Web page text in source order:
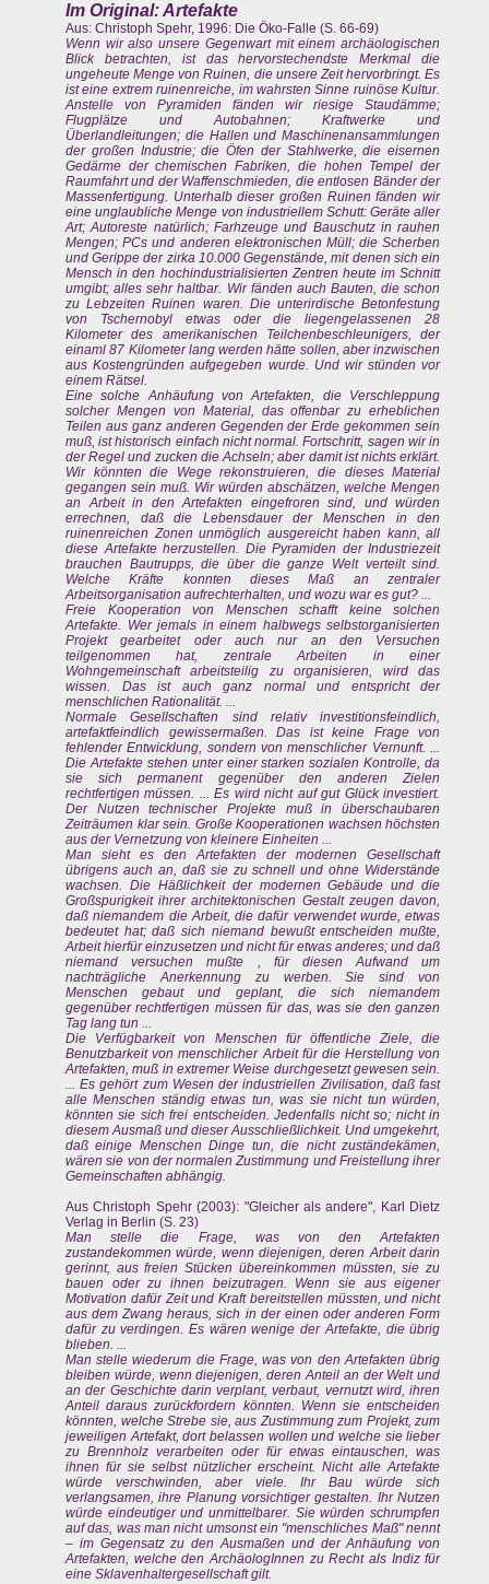
Im Original: Artefakte
Aus: Christoph Spehr, 1996: Die Öko-Falle (S. 66-69)
Wenn wir also unsere Gegenwart mit einem archäologischen
Blick betrachten, ist das hervorstechendste Merkmal die
ungeheute Menge von Ruinen, die unsere Zeit hervorbringt. Es
ist eine extrem ruinenreiche, im wahrsten Sinne ruinöse Kultur.
Anstelle von Pyramiden fänden wir riesige Staudämme;
Flugplätze und Autobahnen; Kraftwerke und
Überlandleitungen; die Hallen und Maschinenansammlungen
der großen Industrie; die Öfen der Stahlwerke, die eisernen
Gedärme der chemischen Fabriken, die hohen Tempel der
Raumfahrt und der Waffenschmieden, die entlosen Bänder der
Massenfertigung. Unterhalb dieser großen Ruinen fänden wir
eine unglaubliche Menge von industriellem Schutt: Geräte aller
Art; Autoreste natürlich; Farhzeuge und Bauschutz in rauhen
Mengen; PCs und anderen elektronischen Müll; die Scherben
und Gerippe der zirka 10.000 Gegenstände, mit denen sich ein
Mensch in den hochindustrialisierten Zentren heute im Schnitt
umgibt; alles sehr haltbar. Wir fänden auch Bauten, die schon
zu Lebzeiten Ruinen waren. Die unterirdische Betonfestung
von Tschernobyl etwas oder die liegengelassenen 28
Kilometer des amerikanischen Teilchenbeschleunigers, der
einaml 87 Kilometer lang werden hätte sollen, aber inzwischen
aus Kostengründen aufgegeben wurde. Und wir stünden vor
einem Rätsel.
Eine solche Anhäufung von Artefakten, die Verschleppung
solcher Mengen von Material, das offenbar zu erheblichen
Teilen aus ganz anderen Gegenden der Erde gekommen sein
muß, ist historisch einfach nicht normal. Fortschritt, sagen wir in
der Regel und zucken die Achseln; aber damit ist nichts erklärt.
Wir könnten die Wege rekonstruieren, die dieses Material
gegangen sein muß. Wir würden abschätzen, welche Mengen
an Arbeit in den Artefakten eingefroren sind, und würden
errechnen, daß die Lebensdauer der Menschen in den
ruinenreichen Zonen unmöglich ausgereicht haben kann, all
diese Artefakte herzustellen. Die Pyramiden der Industriezeit
brauchen Bautrupps, die über die ganze Welt verteilt sind.
Welche Kräfte konnten dieses Maß an zentraler
Arbeitsorganisation aufrechterhalten, und wozu war es gut? ...
Freie Kooperation von Menschen schafft keine solchen
Artefakte. Wer jemals in einem halbwegs selbstorganisierten
Projekt gearbeitet oder auch nur an den Versuchen
teilgenommen hat, zentrale Arbeiten in einer
Wohngemeinschaft arbeitsteilig zu organisieren, wird das
wissen. Das ist auch ganz normal und entspricht der
menschlichen Rationalität. ...
Normale Gesellschaften sind relativ investitionsfeindlich,
artefaktfeindlich gewissermaßen. Das ist keine Frage von
fehlender Entwicklung, sondern von menschlicher Vernunft. ...
Die Artefakte stehen unter einer starken sozialen Kontrolle, da
sie sich permanent gegenüber den anderen Zielen
rechtfertigen müssen. ... Es wird nicht auf gut Glück investiert.
Der Nutzen technischer Projekte muß in überschaubaren
Zeiträumen klar sein. Große Kooperationen wachsen höchsten
aus der Vernetzung von kleinere Einheiten ...
Man sieht es den Artefakten der modernen Gesellschaft
übrigens auch an, daß sie zu schnell und ohne Widerstände
wachsen. Die Häßlichkeit der modernen Gebäude und die
Großspurigkeit ihrer architektonischen Gestalt zeugen davon,
daß niemandem die Arbeit, die dafür verwendet wurde, etwas
bedeutet hat; daß sich niemand bewußt entscheiden mußte,
Arbeit hierfür einzusetzen und nicht für etwas anderes; und daß
niemand versuchen mußte , für diesen Aufwand um
nachträgliche Anerkennung zu werben. Sie sind von
Menschen gebaut und geplant, die sich niemandem
gegenüber rechtfertigen müssen für das, was sie den ganzen
Tag lang tun ...
Die Verfügbarkeit von Menschen für öffentliche Ziele, die
Benutzbarkeit von menschlicher Arbeit für die Herstellung von
Artefakten, muß in extremer Weise durchgesetzt gewesen sein.
... Es gehört zum Wesen der industriellen Zivilisation, daß fast
alle Menschen ständig etwas tun, was sie nicht tun würden,
könnten sie sich frei entscheiden. Jedenfalls nicht so; nicht in
diesem Ausmaß und dieser Ausschließlichkeit. Und umgekehrt,
daß einige Menschen Dinge tun, die nicht zuständekämen,
wären sie von der normalen Zustimmung und Freistellung ihrer
Gemeinschaften abhängig.
Aus Christoph Spehr (2003): "Gleicher als andere", Karl Dietz
Verlag in Berlin (S. 23)
Man stelle die Frage, was von den Artefakten
zustandekommen würde, wenn diejenigen, deren Arbeit darin
gerinnt, aus freien Stücken übereinkommen müssten, sie zu
bauen oder zu ihnen beizutragen. Wenn sie aus eigener
Motivation dafür Zeit und Kraft bereitstellen müssten, und nicht
aus dem Zwang heraus, sich in der einen oder anderen Form
dafür zu verdingen. Es wären wenige der Artefakte, die übrig
blieben. ...
Man stelle wiederum die Frage, was von den Artefakten übrig
bleiben würde, wenn diejenigen, deren Anteil an der Welt und
an der Geschichte darin verplant, verbaut, vernutzt wird, ihren
Anteil daraus zurückfordern könnten. Wenn sie entscheiden
könnten, welche Strebe sie, aus Zustimmung zum Projekt, zum
jeweiligen Artefakt, dort belassen wollen und welche sie lieber
zu Brennholz verarbeiten oder für etwas eintauschen, was
ihnen für sie selbst nützlicher erscheint. Nicht alle Artefakte
würde verschwinden, aber viele. Ihr Bau würde sich
verlangsamen, ihre Planung vorsichtiger gestalten. Ihr Nutzen
würde eindeutiger und unmittelbarer. Sie würden schrumpfen
auf das, was man nicht umsonst ein "menschliches Maß" nennt
– im Gegensatz zu den Ausmaßen und der Anhäufung von
Artefakten, welche den ArchäologInnen zu Recht als Indiz für
eine Sklavenhaltergesellschaft gilt.